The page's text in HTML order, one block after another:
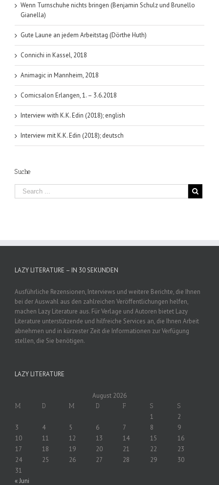
Wenn Turnschuhe nichts bringen (Benjamin Schulz und Brunello
Gianella)
Gute Laune an jedem Arbeitstag (Dörthe Huth)
Connichi in Kassel, 2018
Animagic in Mannheim, 2018
Comicsalon Erlangen, 1. – 3.6.2018
Interview with K.K. Edin (2018); english
Interview mit K.K. Edin (2018); deutsch
Suche
LAZY LITERATURE – IN 30 SEKUNDEN
Ausführliche Rezensionen, Interviews und weitere Berichte, die Ihnen
bei der Auswahl aus den zahlreichen Veröffentlichungen helfen,
machen Lazy Literature aus. Für Verlage und Autoren bietet Lazy
Literature unterstützende und hilfreiche Services an, die Ihnen Arbeit
abnehmen und in kürzester Zeit die Informationen zur Verfügung
stellen, die Sie benötigen.
LAZY LITERATURE
August 2026
M D M D F S S
1
2
3
4 5 6 7 8
9
10
11 12 13 14 15
16
17
18 19 20 21 22
23
24
25 26 27 28 29
30
31
« Juni